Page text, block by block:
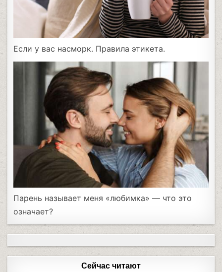
Если у вас насморк. Правила этикета.
Парень называет меня «любимка» — что это
означает?
Сейчас читают